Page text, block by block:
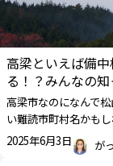
高梁といえば備
る！？みんなの
山城
高梁市なのになんで
い難読市町村名かも
2025年6月3日
が